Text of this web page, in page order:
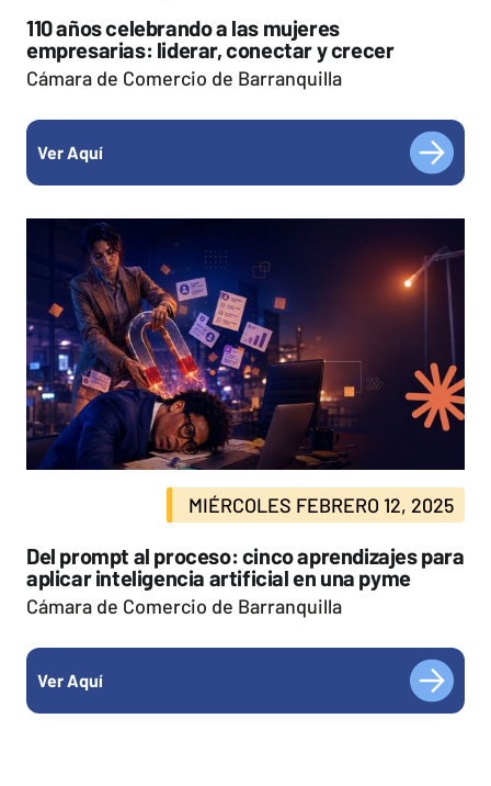
110 años celebrando a las mujeres
empresarias: liderar, conectar y crecer
Cámara de Comercio de Barranquilla
Ver Aquí
MIÉRCOLES FEBRERO 12, 2025
Del prompt al proceso: cinco aprendizajes para
aplicar inteligencia artificial en una pyme
Cámara de Comercio de Barranquilla
Ver Aquí